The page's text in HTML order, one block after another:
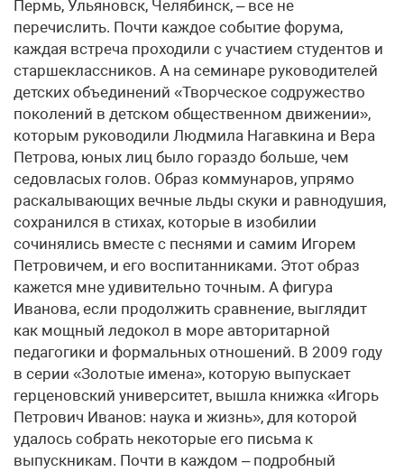
Пермь, Ульяновск, Челябинск, – все не
перечислить. Почти каждое событие форума,
каждая встреча проходили с участием студентов и
старшеклассников. А на семинаре руководителей
детских объединений «Творческое содружество
поколений в детском общественном движении»,
которым руководили Людмила Нагавкина и Вера
Петрова, юных лиц было гораздо больше, чем
седовласых голов. Образ коммунаров, упрямо
раскалывающих вечные льды скуки и равнодушия,
сохранился в стихах, которые в изобилии
сочинялись вместе с песнями и самим Игорем
Петровичем, и его воспитанниками. Этот образ
кажется мне удивительно точным. А фигура
Иванова, если продолжить сравнение, выглядит
как мощный ледокол в море авторитарной
педагогики и формальных отношений. В 2009 году
в серии «Золотые имена», которую выпускает
герценовский университет, вышла книжка «Игорь
Петрович Иванов: наука и жизнь», для которой
удалось собрать некоторые его письма к
выпускникам. Почти в каждом – подробный